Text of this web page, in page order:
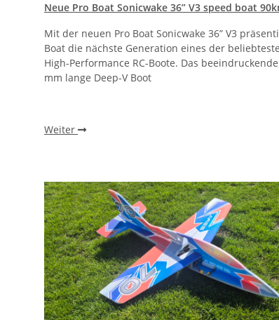
Neue Pro Boat Sonicwake 36” V3 speed boat
Mit der neuen Pro Boat Sonicwake 36” V3
Boat die nächste Generation eines der
High-Performance RC-Boote. Das
mm lange Deep-V Boot
Weiter